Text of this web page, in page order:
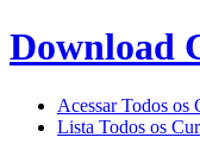
Download
Acessar Todos os
Lista Todos os